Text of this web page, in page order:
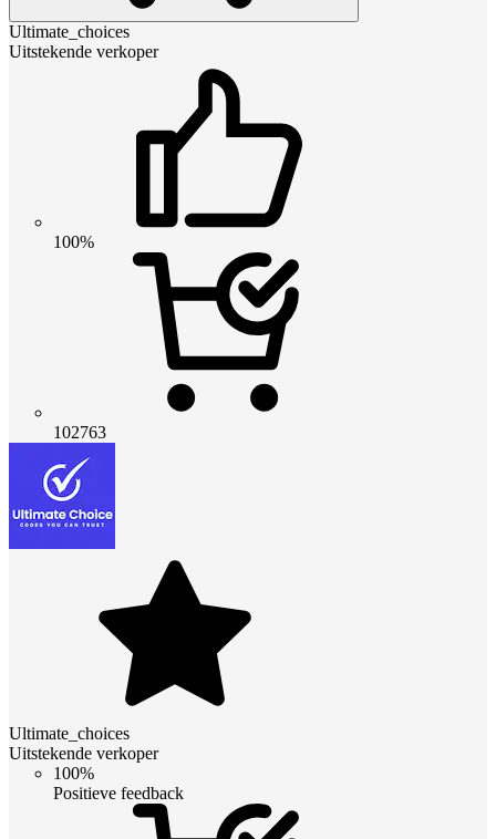
Ultimate_choices
Uitstekende verkoper
100%
102763
Ultimate_choices
Uitstekende verkoper
100%
Positieve feedback